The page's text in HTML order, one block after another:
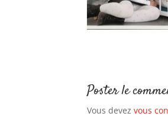
Poster le
Vous devez vous